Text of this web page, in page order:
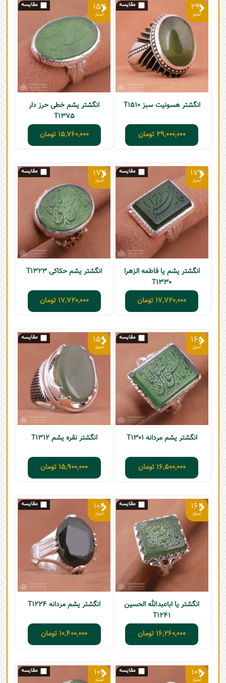
290
انگشتر هسونیت سبز T1510
29,000,000 تومان
157
انگشتر یشم خطی حرز دار
T1375
15,760,000 تومان
177
انگشتر یشم یا فاطمه الزهرا
T1330
17,720,000 تومان
177
انگشتر یشم حکاکی T1323
17,720,000 تومان
165
انگشتر یشم مردانه T1301
16,500,000 تومان
159
انگشتر نقره یشم T1312
15,900,000 تومان
162
انگشتر یا اباعبدالله الحسین
T1241
16,260,000 تومان
104
انگشتر یشم مردانه T1224
10,400,000 تومان
106
106